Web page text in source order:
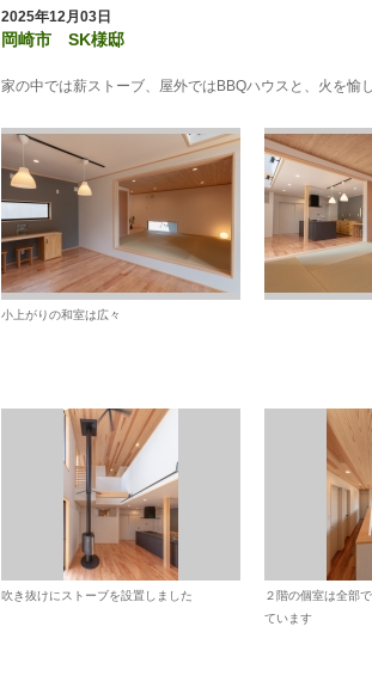
2025年12月03日
岡崎市 SK様邸
家の中では薪ストーブ、屋外ではBBQハウスと、火を愉
小上がりの和室は広々
吹き抜けにストーブを設置しました
２階の個室は全部
ています